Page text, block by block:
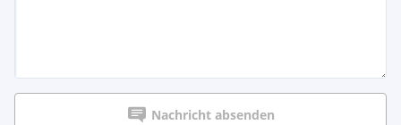
Nachricht absenden